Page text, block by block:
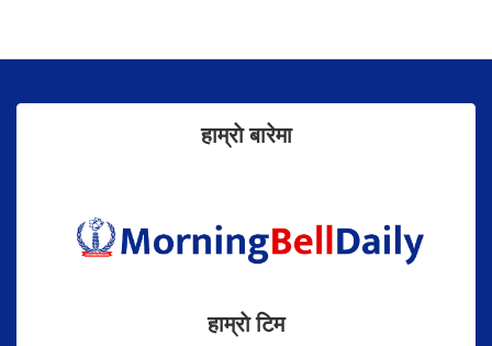
हाम्राे बारेमा
हाम्राे टिम